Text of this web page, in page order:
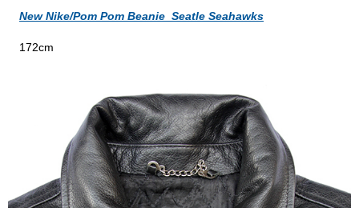
New Nike/Pom Pom Beanie_Seatle Seahawks
172cm